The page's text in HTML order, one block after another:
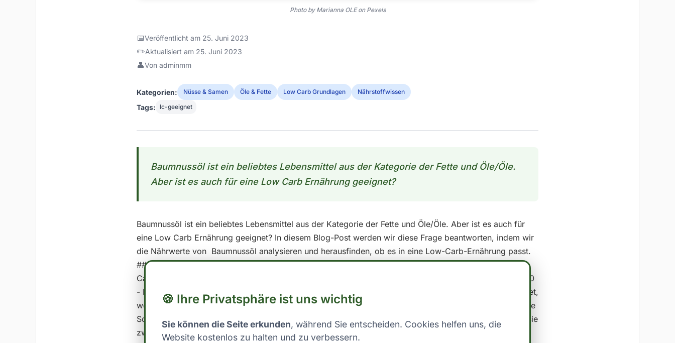
Photo by Marianna OLE on Pexels
📅Veröffentlicht am 25. Juni 2023
✏️Aktualisiert am 25. Juni 2023
👤Von adminmm
Kategorien: Nüsse & Samen Öle & Fette Low Carb Grundlagen Nährstoffwissen
Tags: lc-geeignet
Baumnussöl ist ein beliebtes Lebensmittel aus der Kategorie der Fette und Öle/Öle.
Aber ist es auch für eine Low Carb Ernährung geeignet?
Baumnussöl ist ein beliebtes Lebensmittel aus der Kategorie der Fette und Öle/Öle. Aber ist es auch für
eine Low Carb Ernährung geeignet? In diesem Blog-Post werden wir diese Frage beantworten, indem wir
die Nährwerte von Baumnussöl analysieren und herausfinden, ob es in eine Low-Carb-Ernährung passt.
## Nährwerte von Baumnussöl: Kohlenhydrate unter der Lupe Um festzustellen, ob Baumnussöl als Low
Carb eingestuft werden kann, sollten wir uns zunächst die Nährwerte pro 100 ml ansehen: - Kalorien: 810
- Fett: 90.0 - Kohlenhydrate: 0.0 - Protein: 0.0 In der Regel wird ein Lebensmittel als Low Carb betrachtet,
wenn es einen geringen Anteil an Kohlenhydraten im Verhältnis zu den anderen Makronährstoffen hat. Die
Schwelle für Low Carb variiert je nach individuellen Bedürfnissen und Zielen, aber im Allgemeinen liegt sie
zwischen 20 und 100 Gramm Kohlenhydrate pro Tag. Was dies für einzelne Lebensmittel bedeutet, lässt
🍪 Ihre Privatsphäre ist uns wichtig
Sie können die Seite erkunden, während Sie entscheiden. Cookies helfen uns, die
Website kostenlos zu halten und zu verbessern.